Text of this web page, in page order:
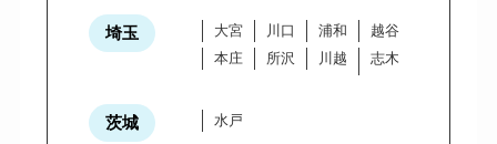
埼玉 大宮 川口 浦和
越谷
本庄
所沢 川越 志木
茨城 水戸